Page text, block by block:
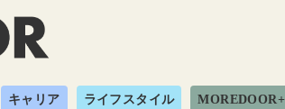
キャリア ライフスタイル MOREDOOR+